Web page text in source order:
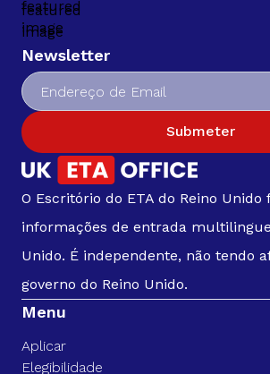
Newsletter
Submeter
O Escritório do ETA do Reino Unido
informações de entrada
Unido. É independente, não tendo
governo do Reino Unido.
Menu
Aplicar
Elegibilidade